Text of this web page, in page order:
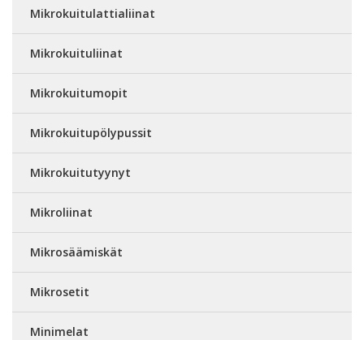
Mikrokuitulattialiinat
Mikrokuituliinat
Mikrokuitumopit
Mikrokuitupölypussit
Mikrokuitutyynyt
Mikroliinat
Mikrosäämiskät
Mikrosetit
Minimelat